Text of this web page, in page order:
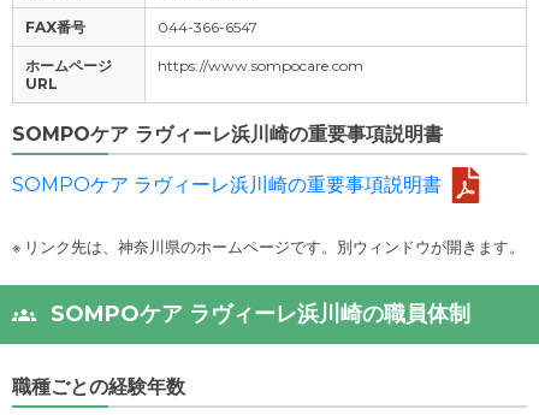
FAX番号 044-366-6547
ホームページ
URL
https://www.sompocare.com
SOMPOケア ラヴィーレ浜川崎の重要事項説明書
SOMPOケア ラヴィーレ浜川崎の重要事項説明書
※ リンク先は、神奈川県のホームページです。別ウィンドウが開きます。
SOMPOケア ラヴィーレ浜川崎の職員体制
職種ごとの経験年数